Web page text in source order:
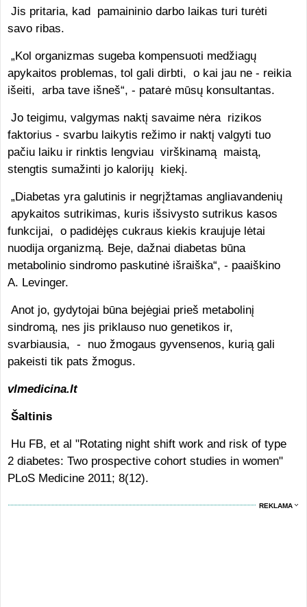
Jis pritaria, kad pamaininio darbo laikas turi turėti
savo ribas.
„Kol organizmas sugeba kompensuoti medžiagų
apykaitos problemas, tol gali dirbti, o kai jau ne - reikia
išeiti, arba tave išneš“, - patarė mūsų konsultantas.
Jo teigimu, valgymas naktį savaime nėra rizikos
faktorius - svarbu laikytis režimo ir naktį valgyti tuo
pačiu laiku ir rinktis lengviau virškinamą maistą,
stengtis sumažinti jo kalorijų kiekį.
„Diabetas yra galutinis ir negrįžtamas angliavandenių
apykaitos sutrikimas, kuris išsivysto sutrikus kasos
funkcijai, o padidėjęs cukraus kiekis kraujuje lėtai
nuodija organizmą. Beje, dažnai diabetas būna
metabolinio sindromo paskutinė išraiška“, - paaiškino
A. Levinger.
Anot jo, gydytojai būna bejėgiai prieš metabolinį
sindromą, nes jis priklauso nuo genetikos ir,
svarbiausia, - nuo žmogaus gyvensenos, kurią gali
pakeisti tik pats žmogus.
vlmedicina.lt
Šaltinis
Hu FB, et al "Rotating night shift work and risk of type
2 diabetes: Two prospective cohort studies in women"
PLoS Medicine 2011; 8(12).
REKLAMA